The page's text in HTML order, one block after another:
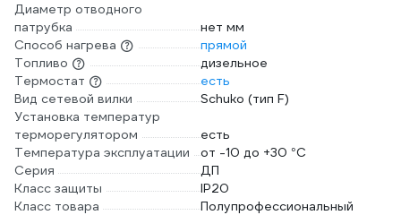
Диаметр отводного
патрубка
нет мм
Способ нагрева
прямой
Топливо
дизельное
Термостат
есть
Вид сетевой вилки
Schuko (тип F)
Установка температур
терморегулятором
есть
Температура эксплуатации
от -10 до +30 °С
Серия
ДП
Класс защиты
IP20
Класс товара
Полупрофессиональный